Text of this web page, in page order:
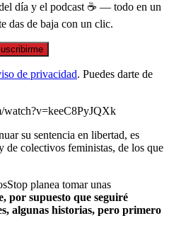
día y el podcast ☕ — todo en un
das de baja con un clic.
de privacidad. Puedes darte de
watch?v=keeC8PyJQXk
su sentencia en libertad, es
de colectivos feministas, de los que
planea tomar unas
por supuesto que seguiré
algunas historias, pero primero